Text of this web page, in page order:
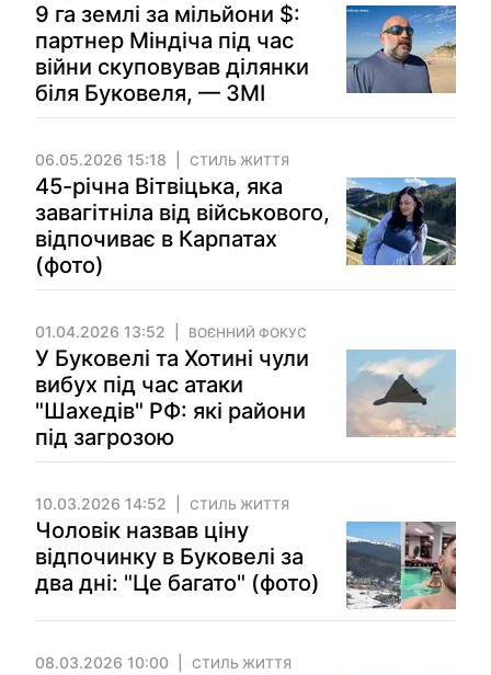
9 га землі за мільйони $:
партнер Міндіча під час
війни скуповував ділянки
біля Буковеля, — ЗМІ
06.05.2026 15:18 СТИЛЬ ЖИТТЯ
45-річна Вітвіцька, яка
завагітніла від військового,
відпочиває в Карпатах
(фото)
01.04.2026 13:52 ВОЄННИЙ ФОКУС
У Буковелі та Хотині чули
вибух під час атаки
"Шахедів" РФ: які райони
під загрозою
10.03.2026 14:52 СТИЛЬ ЖИТТЯ
Чоловік назвав ціну
відпочинку в Буковелі за
два дні: "Це багато" (фото)
08.03.2026 10:00 СТИЛЬ ЖИТТЯ